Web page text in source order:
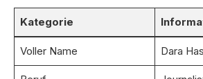
Kategorie
Voller Name Dara